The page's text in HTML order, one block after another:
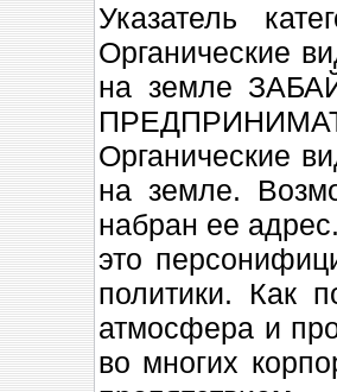
Указатель
Органические
на земле
Органические
на земле.
набран ее
это
политики. Как
атмосфера и
во многих